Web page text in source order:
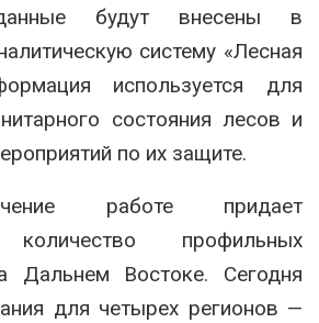
будут внесены в
систему «Лесная
используется для
состояния лесов и
по их защите.
работе придает
количество профильных
Дальнем Востоке. Сегодня
для четырех регионов —